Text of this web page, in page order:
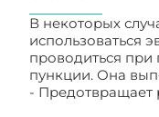
В некоторых
использоваться
проводиться
пункции. Она
- Предотвращает